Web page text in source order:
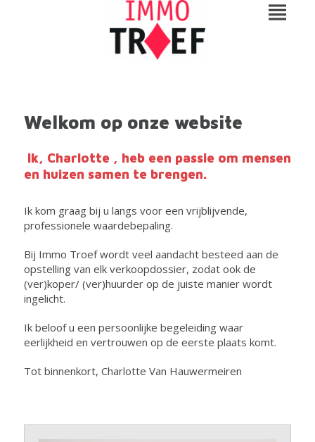
Welkom op onze website
Ik, Charlotte , heb een passie om mensen
en huizen samen te brengen.
Ik kom graag bij u langs voor een vrijblijvende,
professionele waardebepaling.
Bij Immo Troef wordt veel aandacht besteed aan de
opstelling van elk verkoopdossier, zodat ook de
(ver)koper/ (ver)huurder op de juiste manier wordt
ingelicht.
Ik beloof u een persoonlijke begeleiding waar
eerlijkheid en vertrouwen op de eerste plaats komt.
Tot binnenkort, Charlotte Van Hauwermeiren